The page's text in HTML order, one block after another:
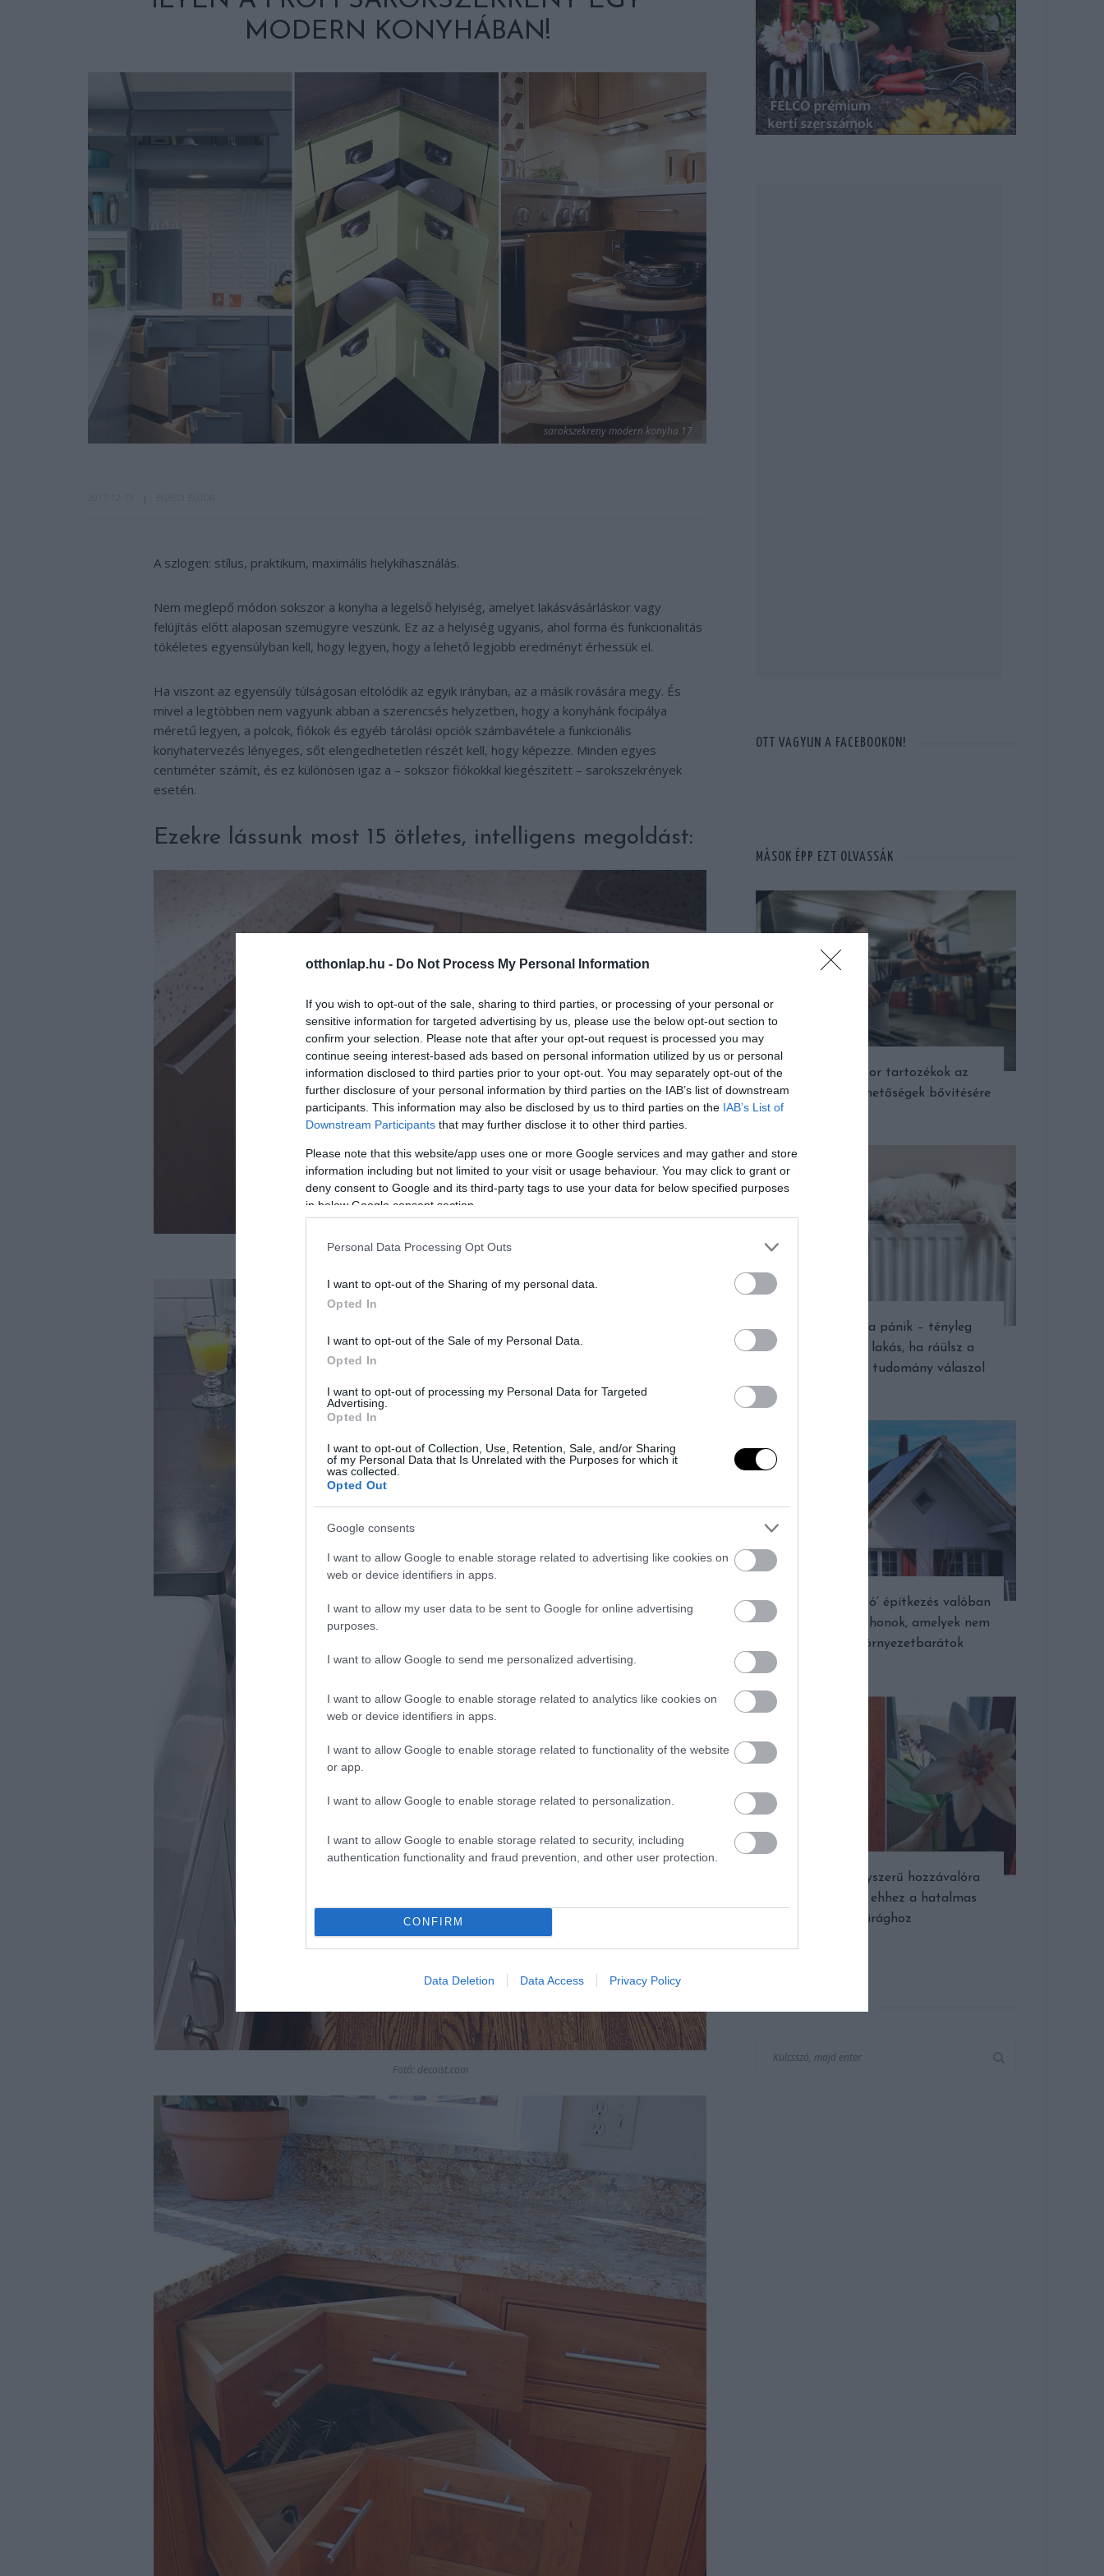
otthonlap.hu - Do Not Process My Personal Information
If you wish to opt-out of the sale, sharing to third parties, or processing of your personal or
sensitive information for targeted advertising by us, please use the below opt-out section to
confirm your selection. Please note that after your opt-out request is processed you may
continue seeing interest-based ads based on personal information utilized by us or personal
information disclosed to third parties prior to your opt-out. You may separately opt-out of the
further disclosure of your personal information by third parties on the IAB’s list of downstream
participants. This information may also be disclosed by us to third parties on the IAB’s List of
Downstream Participants that may further disclose it to other third parties.
Please note that this website/app uses one or more Google services and may gather and store
information including but not limited to your visit or usage behaviour. You may click to grant or
deny consent to Google and its third-party tags to use your data for below specified purposes
in below Google consent section.
Personal Data Processing Opt Outs
I want to opt-out of the Sharing of my personal data.
Opted In
I want to opt-out of the Sale of my Personal Data.
Opted In
I want to opt-out of processing my Personal Data for Targeted
Advertising.
Opted In
I want to opt-out of Collection, Use, Retention, Sale, and/or Sharing
of my Personal Data that Is Unrelated with the Purposes for which it
was collected.
Opted Out
Google consents
I want to allow Google to enable storage related to advertising like cookies on
web or device identifiers in apps.
I want to allow my user data to be sent to Google for online advertising
purposes.
I want to allow Google to send me personalized advertising.
I want to allow Google to enable storage related to analytics like cookies on
web or device identifiers in apps.
I want to allow Google to enable storage related to functionality of the website
or app.
I want to allow Google to enable storage related to personalization.
I want to allow Google to enable storage related to security, including
authentication functionality and fraud prevention, and other user protection.
CONFIRM
Data Deletion Data Access Privacy Policy
MODERN KONYHÁBAN!
sarokszekreny modern konyha 17
A szlogen: stílus, praktikum, maximális helykihasználás.
Nem meglepő módon sokszor a konyha a legelső helyiség, amelyet lakásvásárláskor vagy
felújítás előtt alaposan szemügyre veszünk. Ez az a helyiség ugyanis, ahol forma és funkcionalitás
tökéletes egyensúlyban kell, hogy legyen, hogy a lehető legjobb eredményt érhessük el.
Ha viszont az egyensúly túlságosan eltolódik az egyik irányban, az a másik rovására megy. És
mivel a legtöbben nem vagyunk abban a szerencsés helyzetben, hogy a konyhánk focipálya
méretű legyen, a polcok, fiókok és egyéb tárolási opciók számbavétele a funkcionális
konyhatervezés lényeges, sőt elengedhetetlen részét kell, hogy képezze. Minden egyes
centiméter számít, és ez különösen igaz a – sokszor fiókokkal kiegészített – sarokszekrények
esetén.
Ezekre lássunk most 15 ötletes, intelligens megoldást:
Fotó: decoist.com
Fotó: decoist.com
OTT VAGYUN A FACEBOOKON!
MÁSOK ÉPP EZT OLVASSÁK
Kompresszor tartozékok az
alkalmazási lehetőségek bővítésére
Fűtésszámla pánik – tényleg
melegebb a lakás, ha ráülsz a
radiátorra? A tudomány válaszol
A ‘fenntartható’ építkezés valóban
az? – Zöld otthonok, amelyek nem
is olyan környezetbarátok
Csupán 4 egyszerű hozzávalóra
van szükség ehhez a hatalmas
virághoz